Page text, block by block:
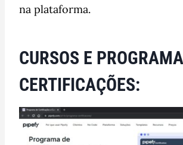
na plataforma.
CURSOS E
CERTIFICAÇÕES: